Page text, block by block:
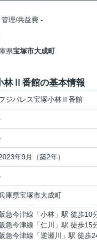
理/共益費 -
県宝塚市大成町
林Ⅱ番館の基本情報
ジパレス宝塚小林Ⅱ番館
年9月（築2年）
庫県宝塚市大成町
阪急今津線 「小林 」駅 徒歩10
阪急今津線 「仁川
」駅 徒歩15
阪急今津線 「逆瀬川 」駅 徒歩